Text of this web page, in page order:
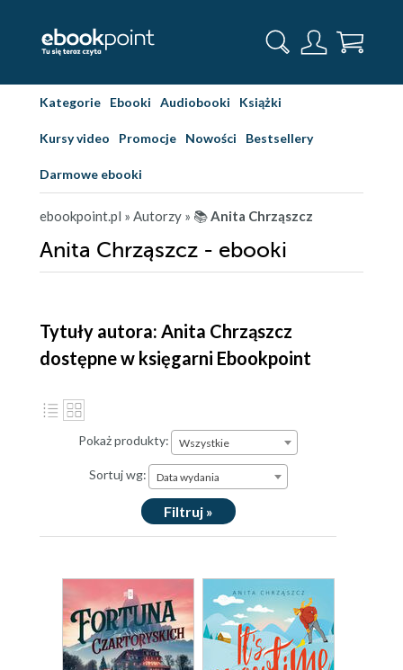
Kategorie Ebooki Audiobooki Książki
Kursy video Promocje Nowości Bestsellery
Darmowe ebooki
ebookpoint.pl » Autorzy » 📚Anita Chrząszcz
Anita Chrząszcz - ebooki
Tytuły autora: Anita Chrząszcz
dostępne w księgarni Ebookpoint
Pokaż produkty: Wszystkie
Sortuj wg: Data wydania
Filtruj »